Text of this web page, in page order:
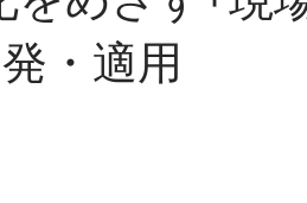
・適用